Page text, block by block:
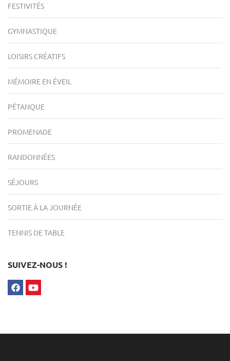
FESTIVITÉS
GYMNASTIQUE
LOISIRS CRÉATIFS
MÉMOIRE EN ÉVEIL
PÉTANQUE
PROMENADE
RANDONNÉES
SÉJOURS
SORTIE À LA JOURNÉE
TENNIS DE TABLE
SUIVEZ-NOUS !